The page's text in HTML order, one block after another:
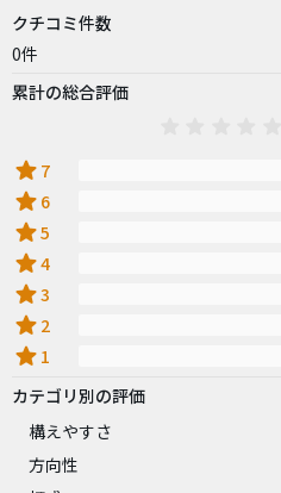
クチコミ件数
0件
累計の総合評価
star 7
star 6
star5
star4
star3
star 2
star 1
カテゴリ別の評価
構えやすさ
方向性